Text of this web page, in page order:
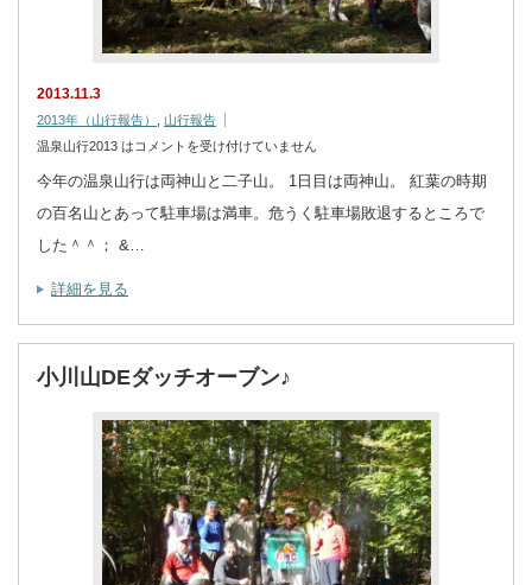
2013.11.3
2013年（山行報告）
山行報告
温泉山行2013 は コメントを受け付けていません
今年の温泉山行は両神山と二子山。 1日目は両神山。 紅葉の時期
の百名山とあって駐車場は満車。危うく駐車場敗退するところで
した＾＾； &…
詳細を見る
小川山DEダッチオーブン♪